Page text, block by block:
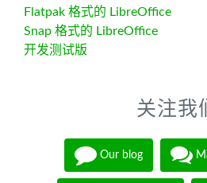
Flatpak 格式的 LibreOffice
Snap 格式的 LibreOffice
开发测试版
关注我
Our blog